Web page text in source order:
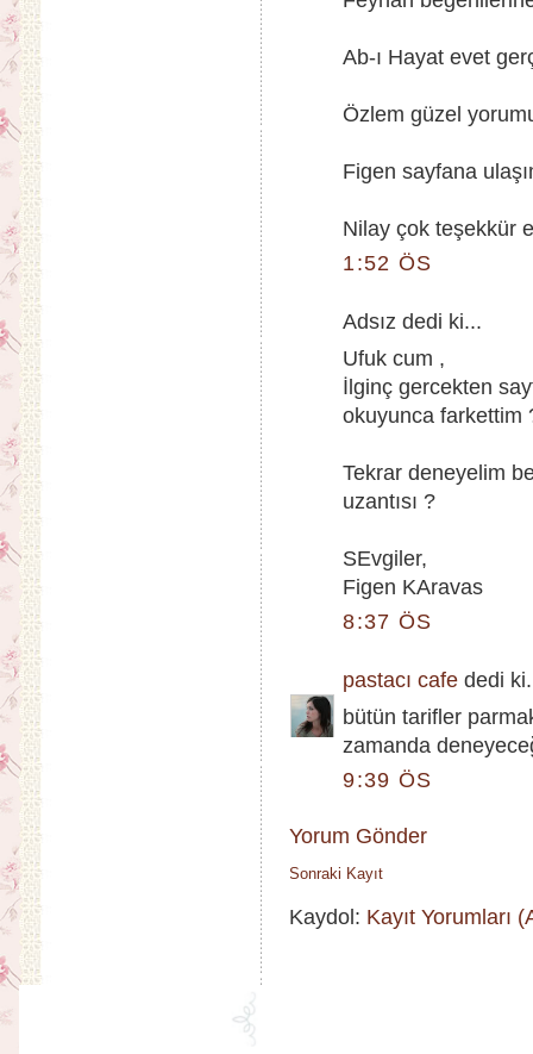
Ab-ı Hayat evet
Özlem güzel
Figen sayfana
Nilay çok teşekkür
1:52 ÖS
Adsız dedi ki...
Ufuk cum ,
İlginç gercekten
okuyunca farkettim
Tekrar deneyelim
uzantısı ?
SEvgiler,
Figen KAravas
8:37 ÖS
pastacı cafe dedi
bütün tarifler
zamanda
9:39 ÖS
Yorum Gönder
Sonraki Kayıt
Kaydol: Kayıt Yorumları